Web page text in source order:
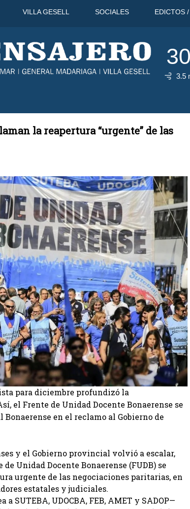
VILLA GESELL SOCIALES EDICTOS
3.5
la reapertura “urgente” de las
para diciembre profundizó la
el Frente de Unidad Docente Bonaerense se
en el reclamo al Gobierno de
y el Gobierno provincial volvió a escalar,
Unidad Docente Bonaerense (FUDB) se
urgente de las negociaciones paritarias, en
estatales y judiciales.
SUTEBA, UDOCBA, FEB, AMET y SADOP—